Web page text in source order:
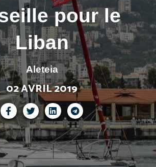
pour le
Liban
Aleteia
02 AVRIL 2019